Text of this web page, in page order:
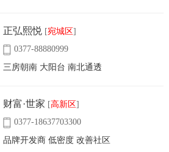
正弘熙悦 [宛城区]
0377-88880999
三房朝南 大阳台 南北通透
财富·世家 [高新区]
0377-18637703300
品牌开发商 低密度 改善社区